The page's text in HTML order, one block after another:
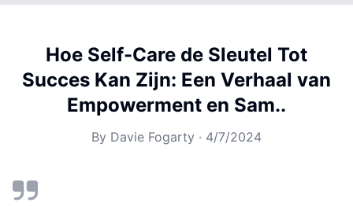
Hoe Self-Care de Sleutel Tot
Succes Kan Zijn: Een Verhaal van
Empowerment en Sam..
By Davie Fogarty · 4/7/2024